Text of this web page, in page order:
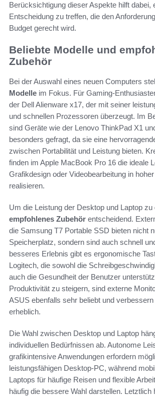
Berücksichtigung dieser Aspekte hilft dabei,
Entscheidung zu treffen, die den
Budget gerecht wird.
Beliebte Modelle und
Zubehör
Bei der Auswahl eines neuen Computers
Modelle im Fokus. Für Gaming-
der Dell Alienware x17, der mit seiner
und schnellen Prozessoren überzeugt. Im
sind Geräte wie der Lenovo ThinkPad X1
besonders gefragt, da sie eine
zwischen Portabilität und Leistung bieten.
finden im Apple MacBook Pro 16 die ideale
Grafikdesign oder Videobearbeitung in
realisieren.
Um die Leistung der Desktop und Laptop zu
empfohlenes Zubehör entscheidend.
die Samsung T7 Portable SSD bieten nicht
Speicherplatz, sondern sind auch schnell
besseres Erlebnis gibt es ergonomische
Logitech, die sowohl die
auch die Gesundheit der Benutzer
Produktivität zu steigern, sind externe
ASUS ebenfalls sehr beliebt und
erheblich.
Die Wahl zwischen Desktop und Laptop
individuellen Bedürfnissen ab. Autonome
grafikintensive Anwendungen erfordern
leistungsfähigen Desktop-PC, während
Laptops für häufige Reisen und flexible
häufig die bessere Wahl darstellen. Letztlich